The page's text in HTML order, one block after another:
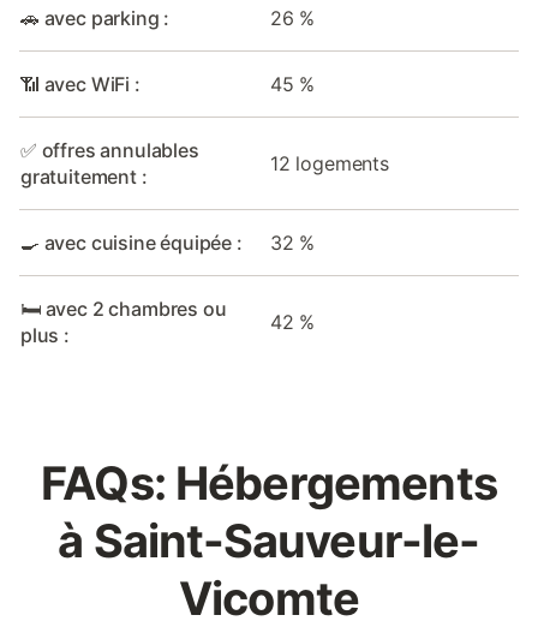
🚗 avec parking : 26 %
📶 avec WiFi : 45 %
✅ offres annulables
gratuitement :
12 logements
🍳 avec cuisine équipée : 32 %
🛏️ avec 2 chambres ou
plus :
42 %
FAQs: Hébergements
à Saint-Sauveur-le-
Vicomte